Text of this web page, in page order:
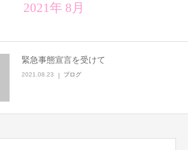
2021年 8月
緊急事態宣言を受けて
2021.08.23 ブログ